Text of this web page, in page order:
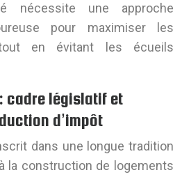
nécessite une approche
pour maximiser les
en évitant les écueils
cadre législatif et
d’impôt
dans une longue tradition
la construction de logements